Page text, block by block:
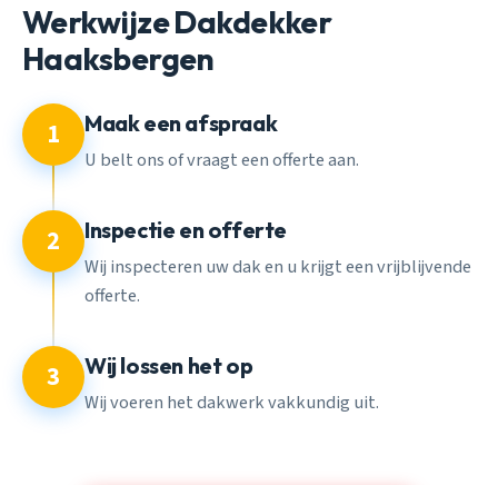
Werkwijze Dakdekker
Haaksbergen
1 Maak een afspraak
U belt ons of vraagt een offerte aan.
2 Inspectie en offerte
Wij inspecteren uw dak en u krijgt een vrijblijvende
offerte.
3 Wij lossen het op
Wij voeren het dakwerk vakkundig uit.